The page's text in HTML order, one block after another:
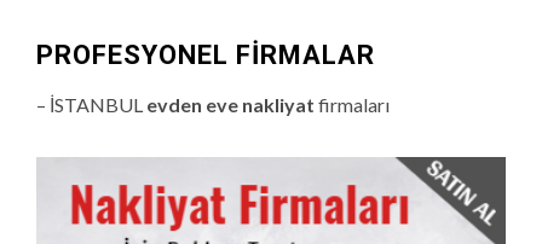
PROFESYONEL FIRMALAR
– İSTANBUL evden eve nakliyat firmaları